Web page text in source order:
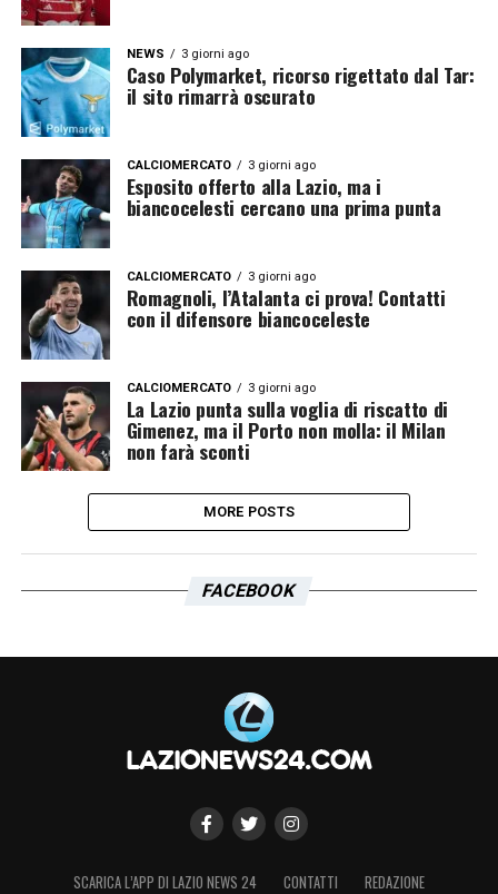
NEWS 3 giorni ago
Caso Polymarket, ricorso rigettato dal Tar:
il sito rimarrà oscurato
CALCIOMERCATO 3 giorni ago
Esposito offerto alla Lazio, ma i
biancocelesti cercano una prima punta
CALCIOMERCATO 3 giorni ago
Romagnoli, l’Atalanta ci prova! Contatti
con il difensore biancoceleste
CALCIOMERCATO 3 giorni ago
La Lazio punta sulla voglia di riscatto di
Gimenez, ma il Porto non molla: il Milan
non farà sconti
MORE POSTS
FACEBOOK
SCARICA L’APP DI LAZIO NEWS 24 CONTATTI REDAZIONE